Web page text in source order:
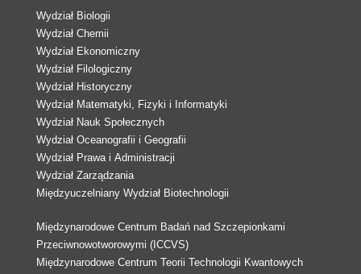
Wydział Biologii
Wydział Chemii
Wydział Ekonomiczny
Wydział Filologiczny
Wydział Historyczny
Wydział Matematyki, Fizyki i Informatyki
Wydział Nauk Społecznych
Wydział Oceanografii i Geografii
Wydział Prawa i Administracji
Wydział Zarządzania
Międzyuczelniany Wydział Biotechnologii
Międzynarodowe Centrum Badań nad Szczepionkami
Przeciwnowotworowymi (ICCVS)
Międzynarodowe Centrum Teorii Technologii Kwantowych